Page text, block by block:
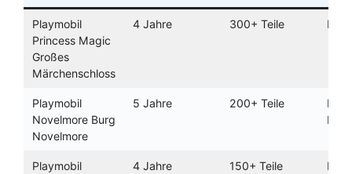
Playmobil
Princess Magic
Großes
Märchenschloss
4 Jahre 300+ Teile
Playmobil
Novelmore Burg
Novelmore
5 Jahre 200+ Teile
Playmobil
4 Jahre 150+ Teile